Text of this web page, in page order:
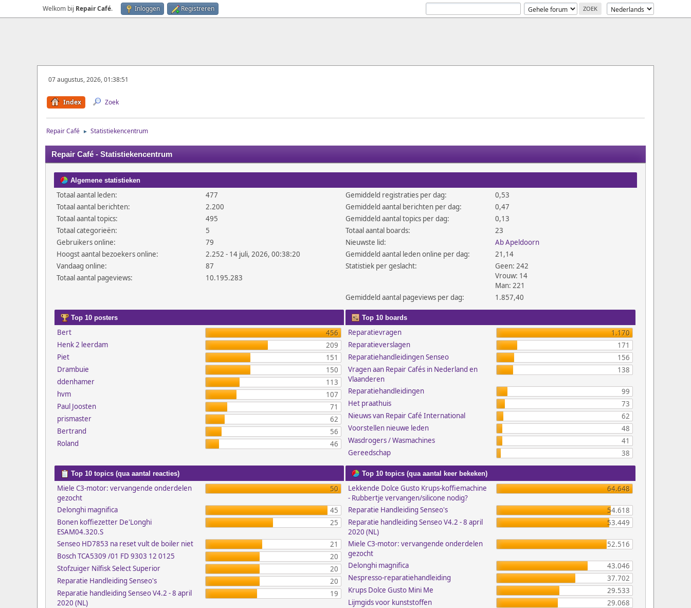
Welkom bij Repair Café. Inloggen Registreren
07 augustus, 2026, 01:38:51
Index Zoek
Repair Café ► Statistiekencentrum
Repair Café - Statistiekencentrum
Algemene statistieken
Totaal aantal leden:
477
Totaal aantal berichten:
2.200
Totaal aantal topics:
495
Totaal categorieën:
5
Gebruikers online:
79
Hoogst aantal bezoekers online:
2.252 - 14 juli, 2026, 00:38:20
Vandaag online:
87
Totaal aantal pageviews:
10.195.283
Gemiddeld registraties per dag:
0,53
Gemiddeld aantal berichten per dag:
0,47
Gemiddeld aantal topics per dag:
0,13
Totaal aantal boards:
23
Nieuwste lid:
Ab Apeldoorn
Gemiddeld aantal leden online per dag:
21,14
Statistiek per geslacht:
Geen: 242
Vrouw: 14
Man: 221
Gemiddeld aantal pageviews per dag:
1.857,40
Top 10 posters
Bert
456
Henk 2 leerdam
209
Piet
151
Drambuie
150
ddenhamer
113
hvm
107
Paul Joosten
71
prismaster
62
Bertrand
56
Roland
46
Top 10 boards
Reparatievragen
1.170
Reparatieverslagen
171
Reparatiehandleidingen Senseo
156
Vragen aan Repair Cafés in Nederland en
Vlaanderen
138
Reparatiehandleidingen
99
Het praathuis
73
Nieuws van Repair Café International
62
Voorstellen nieuwe leden
48
Wasdrogers / Wasmachines
41
Gereedschap
38
Top 10 topics (qua aantal reacties)
Miele C3-motor: vervangende onderdelen
gezocht
50
Delonghi magnifica
45
Bonen koffiezetter De'Longhi
ESAM04.320.S
25
Senseo HD7853 na reset vult de boiler niet
21
Bosch TCA5309 /01 FD 9303 12 0125
20
Stofzuiger Nilfisk Select Superior
20
Reparatie Handleiding Senseo's
20
Reparatie handleiding Senseo V4.2 - 8 april
2020 (NL)
19
Top 10 topics (qua aantal keer bekeken)
Lekkende Dolce Gusto Krups-koffiemachine
- Rubbertje vervangen/silicone nodig?
64.648
Reparatie Handleiding Senseo's
54.618
Reparatie handleiding Senseo V4.2 - 8 april
2020 (NL)
53.449
Miele C3-motor: vervangende onderdelen
gezocht
52.516
Delonghi magnifica
43.046
Nespresso-reparatiehandleiding
37.702
Krups Dolce Gusto Mini Me
29.533
Lijmgids voor kunststoffen
29.068